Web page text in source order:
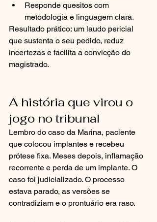
Responde quesitos com
metodologia e linguagem clara.
Resultado prático: um laudo pericial
que sustenta o seu pedido, reduz
incertezas e facilita a convicção do
magistrado.
A história que virou o
jogo no tribunal
Lembro do caso da Marina, paciente
que colocou implantes e recebeu
prótese fixa. Meses depois, inflamação
recorrente e perda de um implante. O
caso foi judicializado. O processo
estava parado, as versões se
contradiziam e o prontuário era raso.